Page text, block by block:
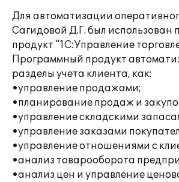
Для автоматизации
Сагидовой Д.Г. был использован
продукт "1С:Управление
Программный продукт
разделы учета клиента, как:
•управление продажами;
•планирование продаж и
•управление складскими
•управление заказами
•управление отношениями с
•анализ товарооборота
•анализ цен и управление